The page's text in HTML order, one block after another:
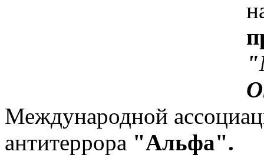
Международной
антитеррора "Альфа".